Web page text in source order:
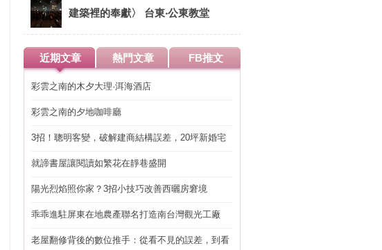
建築裡的奉獻〉 台東‧公東教堂
近期文章 熱門文章 FB推文
彩雲之南的木夕大理·洱海酒店
彩雲之南的夕地咖啡廳
3招！聰明客變，破解建商結構誤差，20坪新婚宅
就諦書屋讓閱讀如繁花在靜巷盛開
陽光烈焰照你家？3招小技巧改善西曬房窘境
乖乖進駐屏東在地農產聯名打造南台灣觀光工廠
老屋翻修背後的數位推手：從看不見的誤差，到看